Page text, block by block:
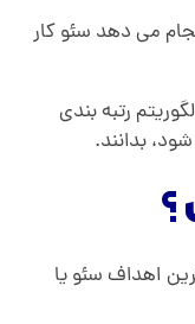
می دهد سئو کار
رتبه بندی
اهداف سئو یا